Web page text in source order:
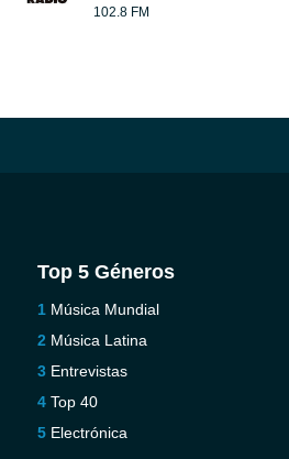
102.8 FM
Top 5 Géneros
Música Mundial
Música Latina
Entrevistas
Top 40
Electrónica